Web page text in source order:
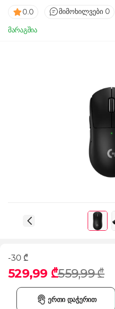
0.0 მიმოხილვები 0
მარაგშია
-30 ₾
529,99 ₾559,99 ₾
ერთი დაჭერით